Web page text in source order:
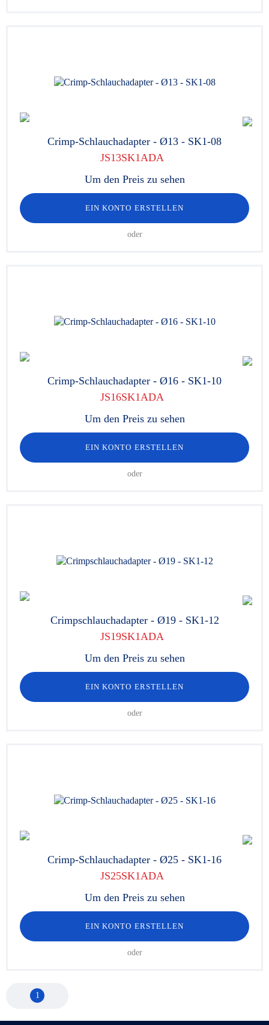
Crimp-Schlauchadapter - Ø13 - SK1-08
JS13SK1ADA
Um den Preis zu sehen
EIN KONTO ERSTELLEN
oder
Crimp-Schlauchadapter - Ø16 - SK1-10
JS16SK1ADA
Um den Preis zu sehen
EIN KONTO ERSTELLEN
oder
Crimpschlauchadapter - Ø19 - SK1-12
JS19SK1ADA
Um den Preis zu sehen
EIN KONTO ERSTELLEN
oder
Crimp-Schlauchadapter - Ø25 - SK1-16
JS25SK1ADA
Um den Preis zu sehen
EIN KONTO ERSTELLEN
oder
1